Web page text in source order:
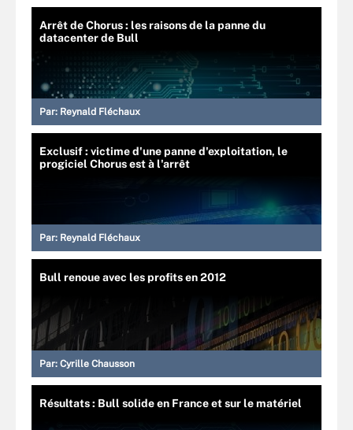
Arrêt de Chorus : les raisons de la panne du
datacenter de Bull
Par: Reynald Fléchaux
Exclusif : victime d'une panne d'exploitation, le
progiciel Chorus est à l'arrêt
Par: Reynald Fléchaux
Bull renoue avec les profits en 2012
Par: Cyrille Chausson
Résultats : Bull solide en France et sur le matériel